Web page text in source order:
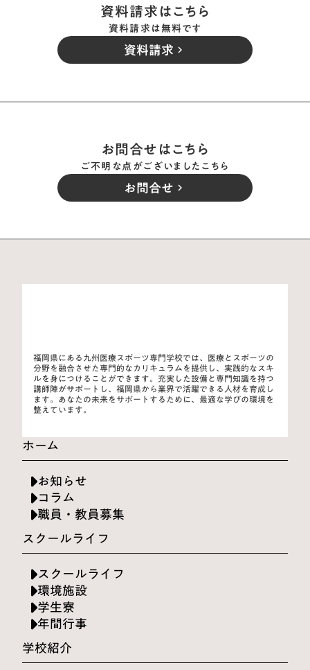
資料請求はこちら
資料請求は無料です
資料請求 keyboard_arrow_right
お問合せはこちら
ご不明な点がございましたこちら
お問合せ keyboard_arrow_right
福岡県にある九州医療スポーツ専門学校では、医療とスポーツの
分野を融合させた専門的なカリキュラムを提供し、実践的なスキ
ルを身につけることができます。充実した設備と専門知識を持つ
講師陣がサポートし、福岡県から業界で活躍できる人材を育成し
ます。あなたの未来をサポートするために、最適な学びの環境を
整えています。
ホーム
お知らせ
コラム
職員・教員募集
スクールライフ
スクールライフ
環境施設
学生寮
年間行事
学校紹介